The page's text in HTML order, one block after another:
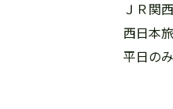
ＪＲ関
西日本
平日のみ